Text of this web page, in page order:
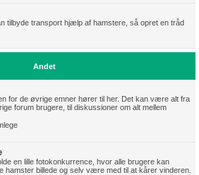
tilbyde transport hjælp af hamstere, så opret en tråd
Andet
for de øvrige emner hører til her. Det kan være alt fra
forum brugere, til diskussioner om alt mellem
en lille fotokonkurrence, hvor alle brugere kan
hamster billede og selv være med til at kårer vinderen.